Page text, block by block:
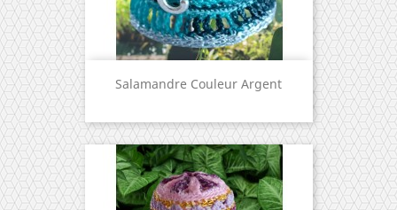
Salamandre Couleur Argent